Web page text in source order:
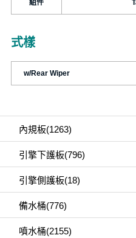
組件
式樣
w/Rear Wiper
內規板(1263)
引擎下護板(796)
引擎側護板(18)
備水桶(776)
噴水桶(2155)